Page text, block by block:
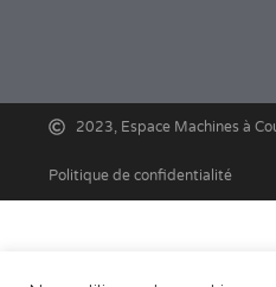
2023, Espace Machines à
Politique de confidentialité